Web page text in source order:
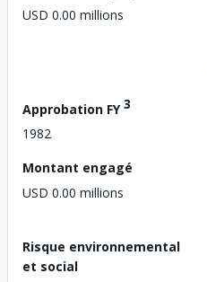
USD 0.00 millions
Approbation FY3
1982
Montant engagé
USD 0.00 millions
Risque environnemental
et social